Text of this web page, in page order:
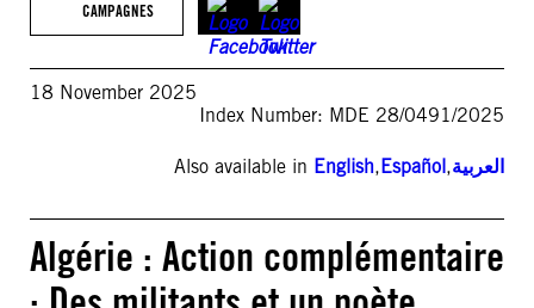
CAMPAGNES
18 November 2025
Index Number: MDE 28/0491/2025
Also available in English,Español,العربية
Algérie : Action complémentaire